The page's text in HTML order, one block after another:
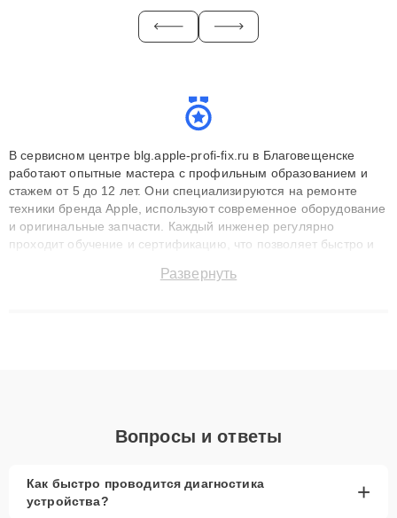
В сервисном центре blg.apple-profi-fix.ru в Благовещенске
работают опытные мастера с профильным образованием и
стажем от 5 до 12 лет. Они специализируются на ремонте
техники бренда Apple, используют современное оборудование
и оригинальные запчасти. Каждый инженер регулярно
проходит обучение и сертификацию, что позволяет быстро и
сохранением гарантии до 3 лет. Наши мастера решают
Развернуть
Вопросы и ответы
Как быстро проводится диагностика
устройства?
+